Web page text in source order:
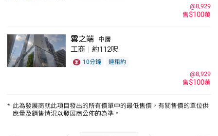
售$100萬
@8,929
雲之端 中層
工商 約112呎
10分鐘 連租約
售$100萬
@8,929
* 此為發展商就此項目發出的所有價單中的最低售價，有關售價的單位供
應量及銷售情況以發展商公佈的為準。